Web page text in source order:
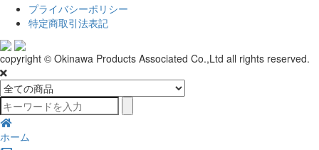
プライバシーポリシー
特定商取引法表記
copyright © Okinawa Products Associated Co.,Ltd all rights reserved.
ホーム